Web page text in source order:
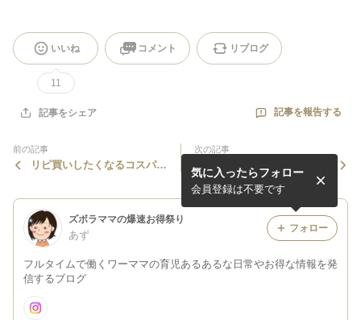
いいね
11
コメント リブログ
記事をシェア 記事を報告する
前の記事
リピ買いしたくなるコスパよ
次の記事
いつかやってみたい全種類制
覇
ズボラママの爆速お得祭り
あず
フルタイムで働くワーママの育児あるあるな日常やお得な情報を発
信するブログ
気に入ったらフォロー
会員登録は不要です
フォロー